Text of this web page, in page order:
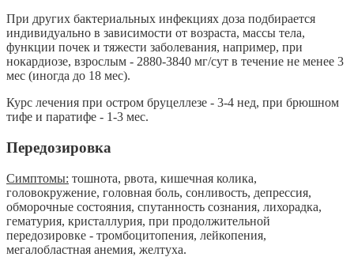
При других бактериальных инфекциях доза подбирается
индивидуально в зависимости от возраста, массы тела,
функции почек и тяжести заболевания, например, при
нокардиозе, взрослым - 2880-3840 мг/сут в течение не менее 3
мес (иногда до 18 мес).
Курс лечения при остром бруцеллезе - 3-4 нед, при брюшном
тифе и паратифе - 1-3 мес.
Передозировка
Симптомы: тошнота, рвота, кишечная колика,
головокружение, головная боль, сонливость, депрессия,
обморочные состояния, спутанность сознания, лихорадка,
гематурия, кристаллурия, при продолжительной
передозировке - тромбоцитопения, лейкопения,
мегалобластная анемия, желтуха.